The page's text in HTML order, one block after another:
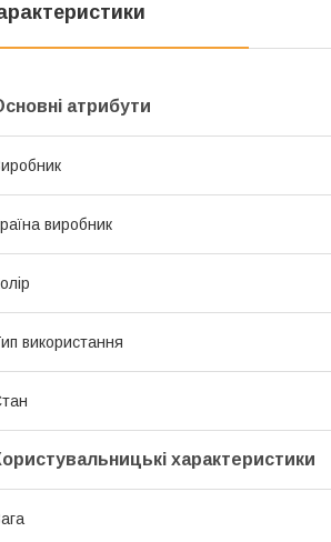
атрибути
виробник
використання
характеристики